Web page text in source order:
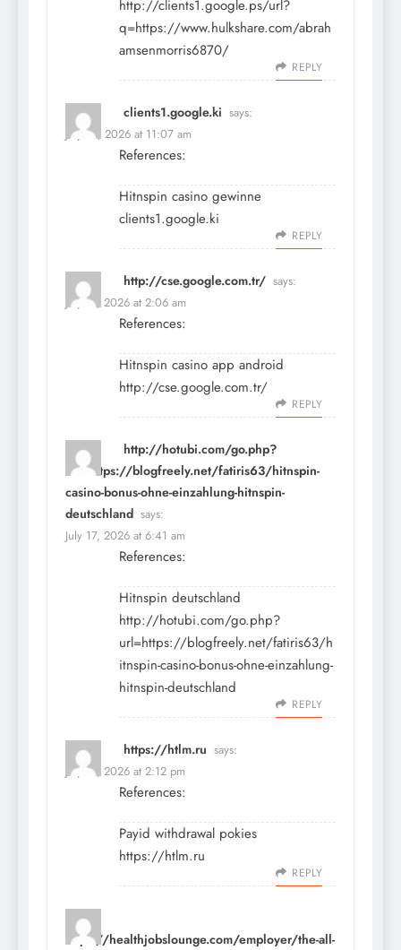
http://clients1.google.ps/url?
q=https://www.hulkshare.com/abrah
amsenmorris6870/
REPLY
clients1.google.ki says:
July 16, 2026 at 11:07 am
References:
Hitnspin casino gewinne
clients1.google.ki
REPLY
http://cse.google.com.tr/ says:
July 17, 2026 at 2:06 am
References:
Hitnspin casino app android
http://cse.google.com.tr/
REPLY
http://hotubi.com/go.php?
url=https://blogfreely.net/fatiris63/hitnspin-
casino-bonus-ohne-einzahlung-hitnspin-
deutschland says:
July 17, 2026 at 6:41 am
References:
Hitnspin deutschland
http://hotubi.com/go.php?
url=https://blogfreely.net/fatiris63/h
itnspin-casino-bonus-ohne-einzahlung-
hitnspin-deutschland
REPLY
https://htlm.ru says:
July 17, 2026 at 2:12 pm
References:
Payid withdrawal pokies
https://htlm.ru
REPLY
https://healthjobslounge.com/employer/the-all-